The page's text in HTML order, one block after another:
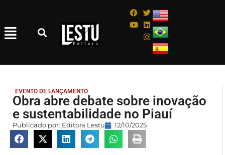
EVENTO DE LANÇAMENTO
Obra abre debate sobre inovação
e sustentabilidade no Piauí
Publicado por: Editora Lestu 12/10/2025